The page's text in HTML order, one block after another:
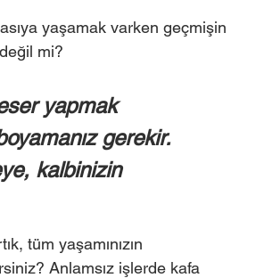
yaşamak varken geçmişin
mi?
yapmak
gerekir.
kalbinizin
tüm yaşamınızın
Anlamsız işlerde kafa